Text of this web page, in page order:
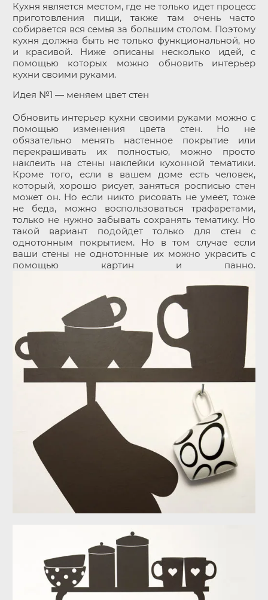
Кухня является местом, где не только идет процесс
приготовления пищи, также там очень часто
собирается вся семья за большим столом. Поэтому
кухня должна быть не только функциональной, но
и красивой. Ниже описаны несколько идей, с
помощью которых можно обновить интерьер
кухни своими руками.
Идея №1 — меняем цвет стен
Обновить интерьер кухни своими руками можно с
помощью изменения цвета стен. Но не
обязательно менять настенное покрытие или
перекрашивать их полностью, можно просто
наклеить на стены наклейки кухонной тематики.
Кроме того, если в вашем доме есть человек,
который, хорошо рисует, заняться росписью стен
может он. Но если никто рисовать не умеет, тоже
не беда, можно воспользоваться трафаретами,
только не нужно забывать сохранять тематику. Но
такой вариант подойдет только для стен с
однотонным покрытием. Но в том случае если
ваши стены не однотонные их можно украсить с
помощью картин и панно.